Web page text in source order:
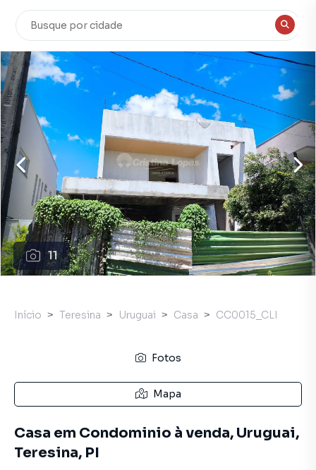
11
Início Teresina Uruguai Casa CC0015_CLI
Fotos
Mapa
Casa em Condominio à venda, Uruguai,
Teresina, PI